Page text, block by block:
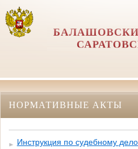
НОРМАТИВНЫЕ АКТЫ
Инструкция по судебному